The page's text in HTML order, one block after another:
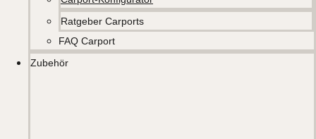
Ratgeber Carports
FAQ Carport
Zubehör